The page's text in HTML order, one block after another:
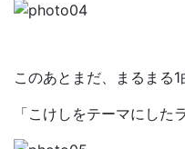
このあとまだ、まるまる1
「こけしをテーマにした